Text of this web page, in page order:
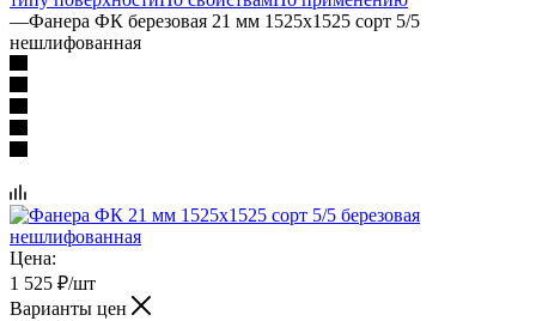
—Фанера ФК березовая 21 мм 1525х1525 сорт 5/5
нешлифованная
Цена:
1 525 ₽/шт
Варианты цен